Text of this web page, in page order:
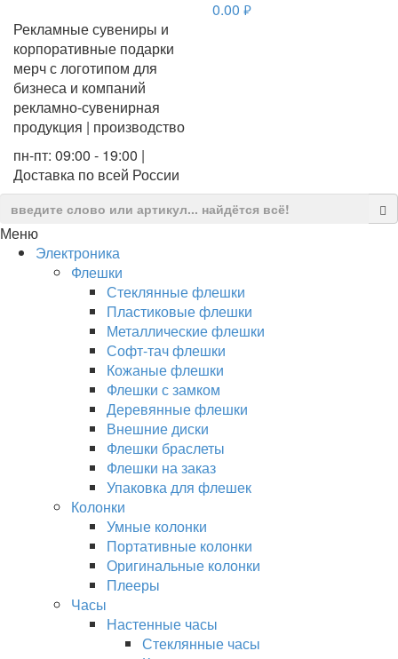
Рекламные сувениры и
корпоративные подарки
мерч с логотипом для
бизнеса и компаний
рекламно-сувенирная
продукция | производство
пн-пт: 09:00 - 19:00 |
Доставка по всей России
0.00 руб.
Меню
Электроника
Флешки
Стеклянные флешки
Пластиковые флешки
Металлические флешки
Софт-тач флешки
Кожаные флешки
Флешки с замком
Деревянные флешки
Внешние диски
Флешки браслеты
Флешки на заказ
Упаковка для флешек
Колонки
Умные колонки
Портативные колонки
Оригинальные колонки
Плееры
Часы
Настенные часы
Стеклянные часы